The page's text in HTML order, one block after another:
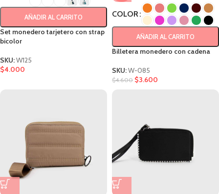
AÑADIR AL CARRITO
Set monedero tarjetero con strap
bicolor
SKU:W125
$4.000
COLOR
AÑADIR AL CARRITO
Billetera monedero con cadena
SKU:W-085
$4.600 $3.600